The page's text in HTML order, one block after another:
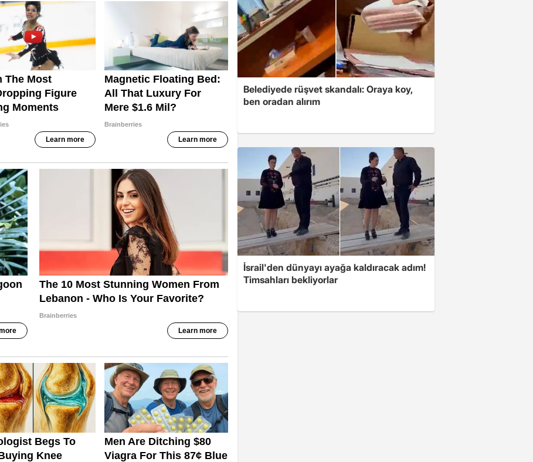
Belediyede rüşvet skandalı: Oraya koy,
ben oradan alırım
İsrail'den dünyayı ayağa kaldıracak adım!
Timsahları bekliyorlar